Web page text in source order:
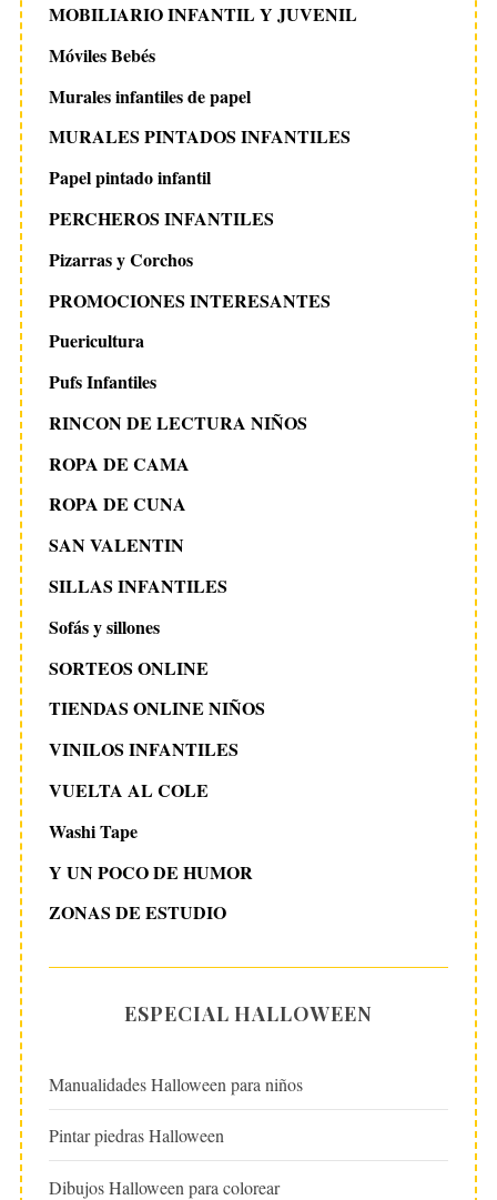
MOBILIARIO INFANTIL Y JUVENIL
Móviles Bebés
Murales infantiles de papel
MURALES PINTADOS INFANTILES
Papel pintado infantil
PERCHEROS INFANTILES
Pizarras y Corchos
PROMOCIONES INTERESANTES
Puericultura
Pufs Infantiles
RINCON DE LECTURA NIÑOS
ROPA DE CAMA
ROPA DE CUNA
SAN VALENTIN
SILLAS INFANTILES
Sofás y sillones
SORTEOS ONLINE
TIENDAS ONLINE NIÑOS
VINILOS INFANTILES
VUELTA AL COLE
Washi Tape
Y UN POCO DE HUMOR
ZONAS DE ESTUDIO
ESPECIAL HALLOWEEN
Manualidades Halloween para niños
Pintar piedras Halloween
Dibujos Halloween para colorear